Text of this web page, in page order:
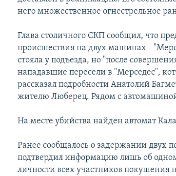
него множественное огнестрельное
Глава столичного СКП сообщил, что
происшествия на двух машинах -
стояла у подъезда, но "после
нападавшие пересели в "Мерседес",
рассказал подробности Анатолий
жителю Люберец. Рядом с
На месте убийства найден автомат
Ранее сообщалось о задержании двух
подтвердил информацию лишь об
личности всех участников покушения